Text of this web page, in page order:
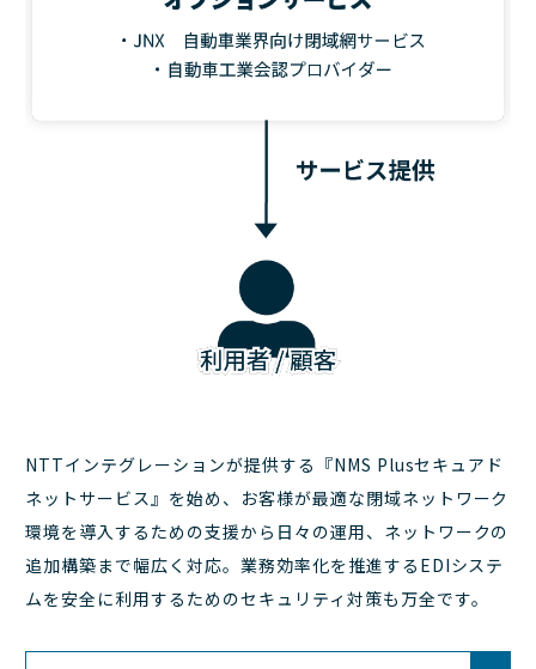
NTTインテグレーションが提供する『NMS Plusセキュアド
ネットサービス』を始め、お客様が最適な閉域ネットワーク
環境を導入するための支援から日々の運用、ネットワークの
追加構築まで幅広く対応。業務効率化を推進するEDIシステ
ムを安全に利用するためのセキュリティ対策も万全です。